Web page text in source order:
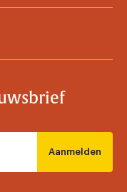
Aanmelden